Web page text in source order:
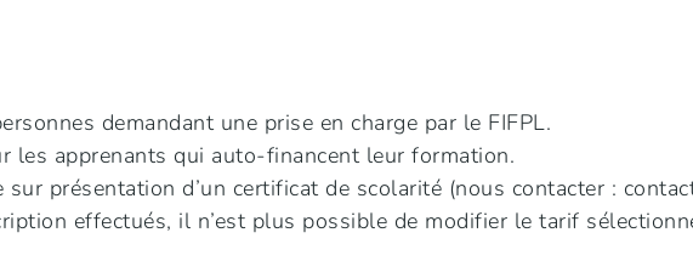
demandant une prise en charge par le FIFPL.
les apprenants qui auto-financent leur formation.
présentation d’un certificat de scolarité (nous contacter :
effectués, il n’est plus possible de modifier le tarif